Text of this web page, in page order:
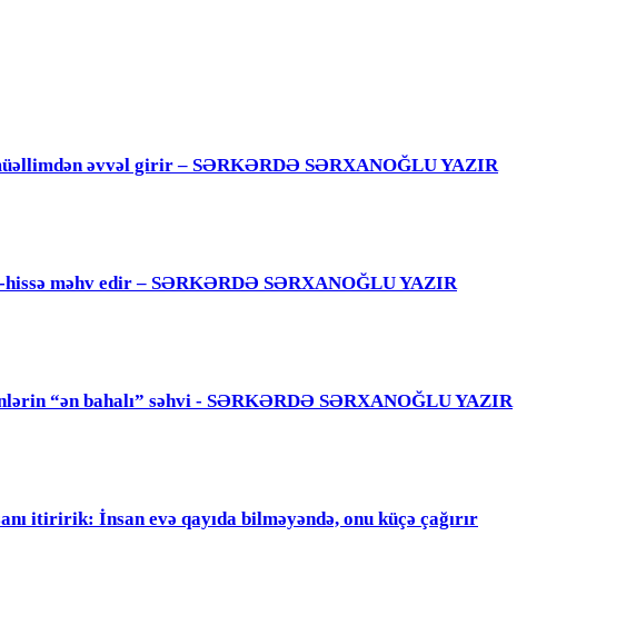
əvvəl girir – SƏRKƏRDƏ SƏRXANOĞLU YAZIR
hissə məhv edir – SƏRKƏRDƏ SƏRXANOĞLU YAZIR
“ən bahalı” səhvi - SƏRKƏRDƏ SƏRXANOĞLU YAZIR
itiririk: İnsan evə qayıda bilməyəndə, onu küçə çağırır